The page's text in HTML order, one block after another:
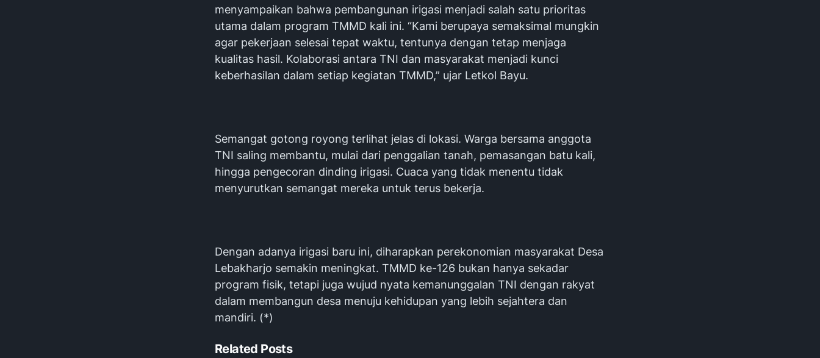
menyampaikan bahwa pembangunan irigasi menjadi salah satu prioritas
utama dalam program TMMD kali ini. “Kami berupaya semaksimal mungkin
agar pekerjaan selesai tepat waktu, tentunya dengan tetap menjaga
kualitas hasil. Kolaborasi antara TNI dan masyarakat menjadi kunci
keberhasilan dalam setiap kegiatan TMMD,” ujar Letkol Bayu.
Semangat gotong royong terlihat jelas di lokasi. Warga bersama anggota
TNI saling membantu, mulai dari penggalian tanah, pemasangan batu kali,
hingga pengecoran dinding irigasi. Cuaca yang tidak menentu tidak
menyurutkan semangat mereka untuk terus bekerja.
Dengan adanya irigasi baru ini, diharapkan perekonomian masyarakat Desa
Lebakharjo semakin meningkat. TMMD ke-126 bukan hanya sekadar
program fisik, tetapi juga wujud nyata kemanunggalan TNI dengan rakyat
dalam membangun desa menuju kehidupan yang lebih sejahtera dan
mandiri. (*)
Related Posts